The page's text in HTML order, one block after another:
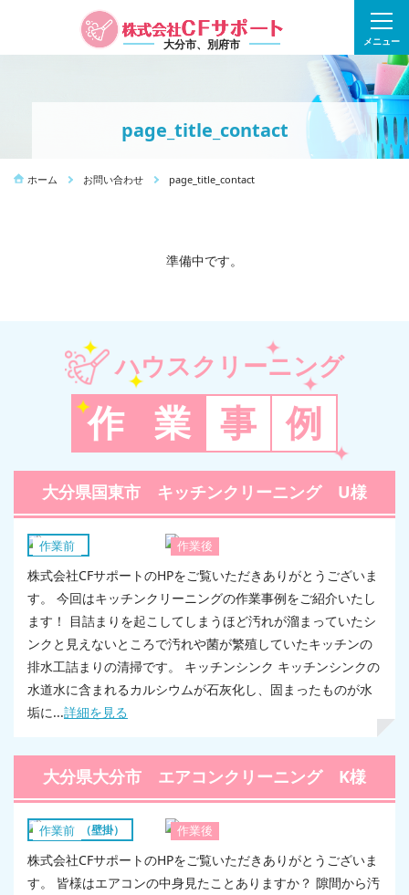
大分市、別府市 メニュー
page_title_contact
ホーム お問い合わせ page_title_contact
準備中です。
ハウスクリーニング
作 業 事 例
大分県国東市 キッチンクリーニング U様
作業前 作業後
キッチン
株式会社CFサポートのHPをご覧いただきありがとうございま
す。 今回はキッチンクリーニングの作業事例をご紹介いたし
ます！ 目詰まりを起こしてしまうほど汚れが溜まっていたシ
ンクと見えないところで汚れや菌が繁殖していたキッチンの
排水工詰まりの清掃です。 キッチンシンク キッチンシンクの
水道水に含まれるカルシウムが石灰化し、固まったものが水
垢に...詳細を見る
大分県大分市 エアコンクリーニング K様
作業前 作業後
エアコン（壁掛）
株式会社CFサポートのHPをご覧いただきありがとうございま
す。 皆様はエアコンの中身見たことありますか？ 隙間から汚